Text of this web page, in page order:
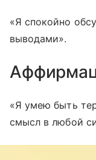
«Я спокойно
выводами».
«Я умею быть
смысл в любой